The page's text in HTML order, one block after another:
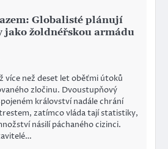
Globalisté plánují
jako žoldnéřskou armádu
více než deset let oběťmi útoků
zločinu. Dvoustupňový
království nadále chrání
zatímco vláda tají statistiky,
násilí páchaného cizinci.